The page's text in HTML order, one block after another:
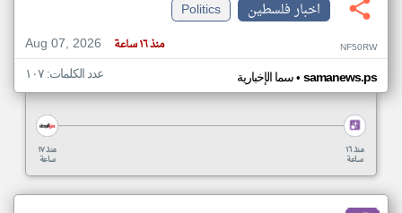
اخبار فلسطين
Politics
Aug 07, 2026
منذ ١٦ ساعة NF50RW
سما الإخبارية• samanews.ps عدد الكلمات: ١٠٧
منذ ١٧
ساعة
منذ ١٦
ساعة